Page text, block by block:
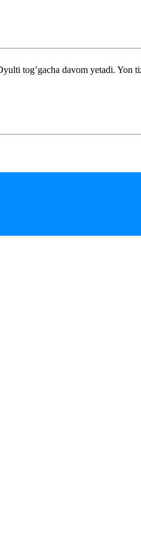
tog’gacha davom yetadi. Yon